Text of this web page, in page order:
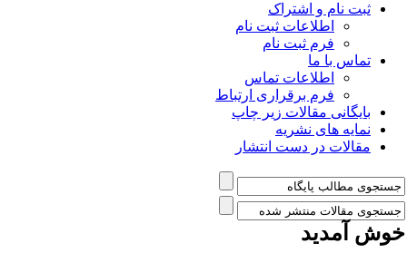
ثبت نام و اشتراک
اطلاعات ثبت نام
فرم ثبت نام
تماس با ما
اطلاعات تماس
فرم برقراری ارتباط
بایگانی مقالات زیر چاپ
نمایه های نشریه
مقالات در دست انتشار
آمدید